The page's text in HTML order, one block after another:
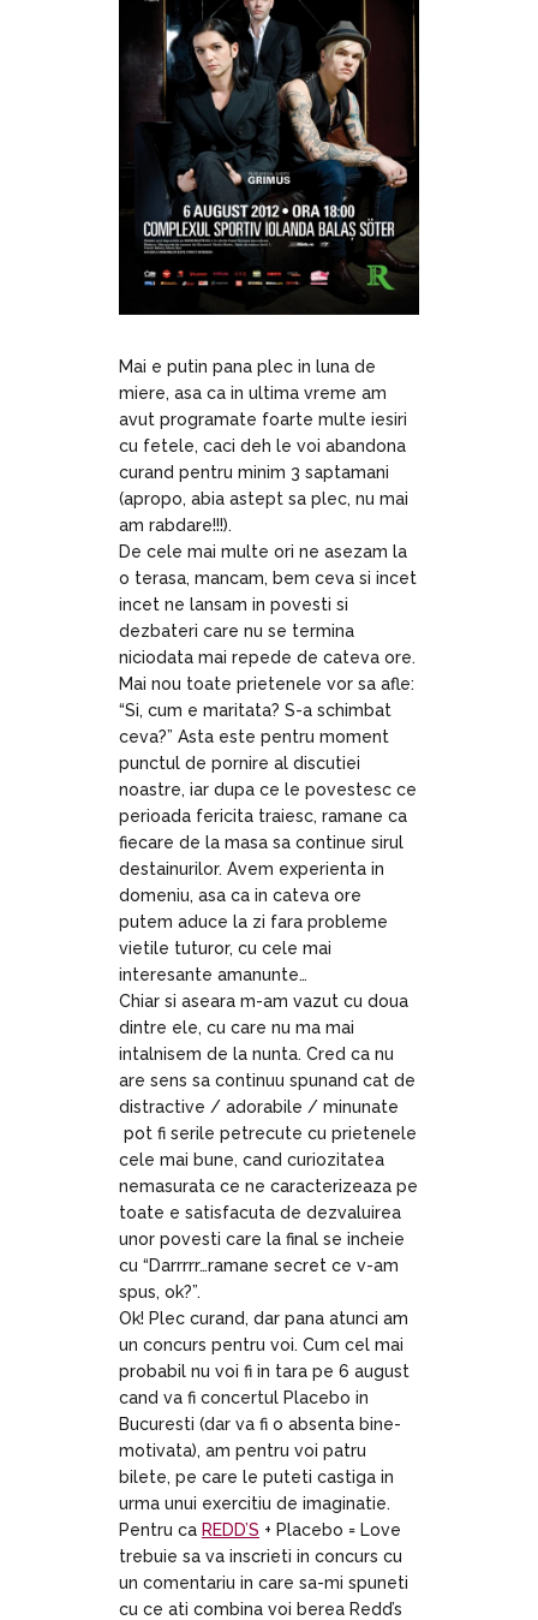
Mai e putin pana plec in luna de
miere, asa ca in ultima vreme am
avut programate foarte multe iesiri
cu fetele, caci deh le voi abandona
curand pentru minim 3 saptamani
(apropo, abia astept sa plec, nu mai
am rabdare!!!).
De cele mai multe ori ne asezam la
o terasa, mancam, bem ceva si incet
incet ne lansam in povesti si
dezbateri care nu se termina
niciodata mai repede de cateva ore.
Mai nou toate prietenele vor sa afle:
“Si, cum e maritata? S-a schimbat
ceva?” Asta este pentru moment
punctul de pornire al discutiei
noastre, iar dupa ce le povestesc ce
perioada fericita traiesc, ramane ca
fiecare de la masa sa continue sirul
destainurilor. Avem experienta in
domeniu, asa ca in cateva ore
putem aduce la zi fara probleme
vietile tuturor, cu cele mai
interesante amanunte…
Chiar si aseara m-am vazut cu doua
dintre ele, cu care nu ma mai
intalnisem de la nunta. Cred ca nu
are sens sa continuu spunand cat de
distractive / adorabile / minunate
pot fi serile petrecute cu prietenele
cele mai bune, cand curiozitatea
nemasurata ce ne caracterizeaza pe
toate e satisfacuta de dezvaluirea
unor povesti care la final se incheie
cu “Darrrrr…ramane secret ce v-am
spus, ok?”.
Ok! Plec curand, dar pana atunci am
un concurs pentru voi. Cum cel mai
probabil nu voi fi in tara pe 6 august
cand va fi concertul Placebo in
Bucuresti (dar va fi o absenta bine-
motivata), am pentru voi patru
bilete, pe care le puteti castiga in
urma unui exercitiu de imaginatie.
Pentru ca REDD’S + Placebo = Love
trebuie sa va inscrieti in concurs cu
un comentariu in care sa-mi spuneti
cu ce ati combina voi berea Redd’s